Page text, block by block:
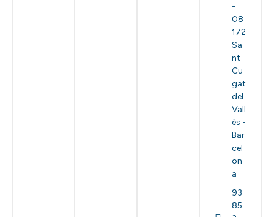
-
08
172
Sa
nt
Cu
gat
del
Vall
ès -
Bar
cel
on
a
93
85